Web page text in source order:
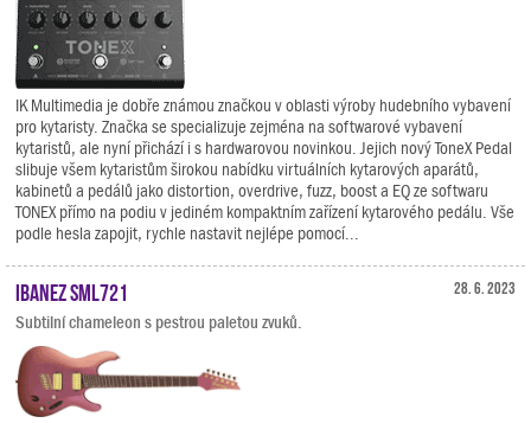
IK Multimedia je dobře známou značkou v oblasti výroby hudebního vybavení
pro kytaristy. Značka se specializuje zejména na softwarové vybavení
kytaristů, ale nyní přichází i s hardwarovou novinkou. Jejich nový ToneX Pedal
slibuje všem kytaristům širokou nabídku virtuálních kytarových aparátů,
kabinetů a pedálů jako distortion, overdrive, fuzz, boost a EQ ze softwaru
TONEX přímo na podiu v jediném kompaktním zařízení kytarového pedálu. Vše
podle hesla zapojit, rychle nastavit nejlépe pomocí...
28. 6. 2023
Ibanez SML721
Subtilní chameleon s pestrou paletou zvuků.